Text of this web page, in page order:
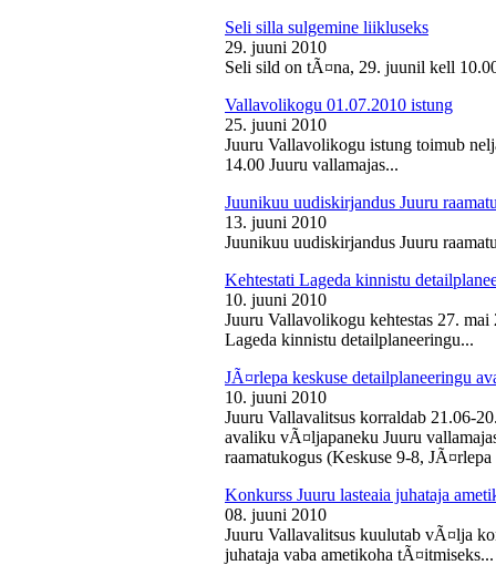
Seli silla sulgemine liikluseks
29. juuni 2010
Seli sild on tÃ¤na, 29. juunil kell
Vallavolikogu 01.07.2010 istung
25. juuni 2010
Juuru Vallavolikogu istung toimub
14.00 Juuru vallamajas...
Juunikuu uudiskirjandus Juuru
13. juuni 2010
Juunikuu uudiskirjandus Juuru
Kehtestati Lageda kinnistu
10. juuni 2010
Juuru Vallavolikogu kehtestas 27.
Lageda kinnistu detailplaneeringu...
JÃ¤rlepa keskuse detailplaneeringu
10. juuni 2010
Juuru Vallavalitsus korraldab 21.06-
avaliku vÃ¤ljapaneku Juuru
raamatukogus (Keskuse 9-8,
Konkurss Juuru lasteaia juhataja
08. juuni 2010
Juuru Vallavalitsus kuulutab vÃ¤lja
juhataja vaba ametikoha tÃ¤itmiseks...